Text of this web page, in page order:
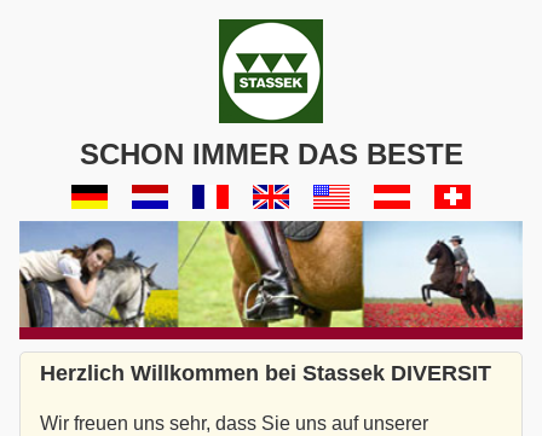
SCHON IMMER DAS BESTE
Herzlich Willkommen bei Stassek DIVERSIT
Wir freuen uns sehr, dass Sie uns auf unserer